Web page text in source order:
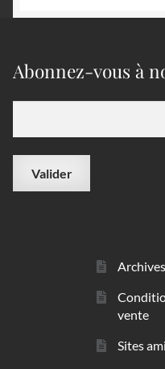
Abonnez-vous à
Archives
vente
Sites